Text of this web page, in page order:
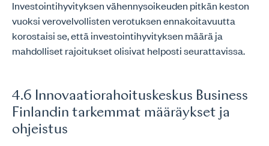
Investointihyvityksen vähennysoikeuden pitkän keston
vuoksi verovelvollisten verotuksen ennakoitavuutta
korostaisi se, että investointihyvityksen määrä ja
mahdolliset rajoitukset olisivat helposti seurattavissa.
4.6 Innovaatiorahoituskeskus Business
Finlandin tarkemmat määräykset ja
ohjeistus